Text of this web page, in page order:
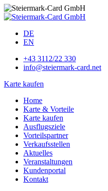
DE
EN
+43 3112/22 330
info@steiermark-card.net
Karte kaufen
Home
Karte & Vorteile
Karte kaufen
Ausflugsziele
Vorteilspartner
Verkaufsstellen
Aktuelles
Veranstaltungen
Kundenportal
Kontakt